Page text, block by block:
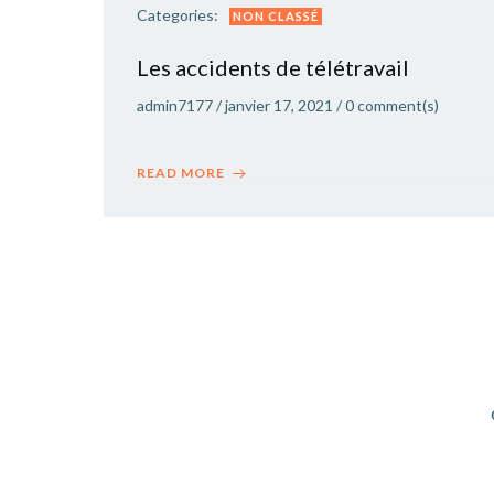
Categories: NON CLASSÉ
Les accidents de télétravail
admin7177/janvier 17, 2021 /0comment(s)
READ MORE